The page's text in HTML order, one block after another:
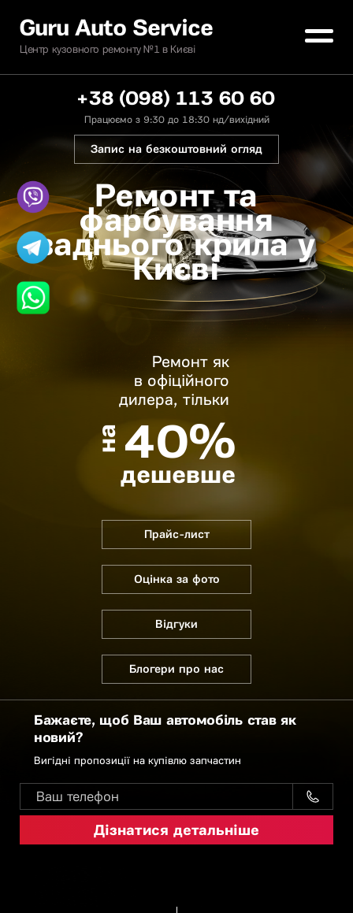
Guru Auto Service
Центр кузовного ремонту №1 в Києві
+38 (098) 113 60 60
Працюємо з 9:30 до 18:30 нд/вихідний
Запис на безкоштовний огляд
Ремонт та
фарбування
заднього крила у
Києві
Ремонт як
в офіційного
дилера, тільки
на 40%
дешевше
Прайс-лист
Оцінка за фото
Відгуки
Блогери про нас
Бажаєте, щоб Ваш автомобіль став як
новий?
Вигідні пропозиції на купівлю запчастин